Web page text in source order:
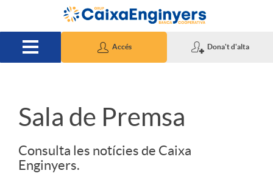
Salta al contingut principal
Accés Dona't d'alta
S
Sala de Premsa
Consulta les notícies de Caixa
Enginyers.